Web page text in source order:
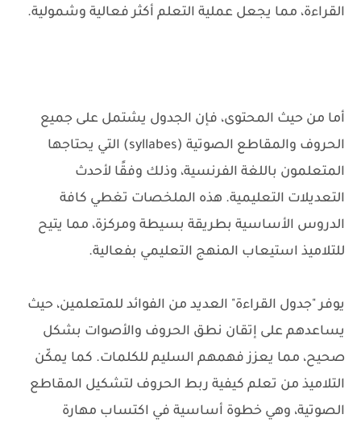
القراءة، مما يجعل عملية التعلم أكثر فعالية وشمولية.
أما من حيث المحتوى، فإن الجدول يشتمل على جميع
الحروف والمقاطع الصوتية (syllabes) التي يحتاجها
المتعلمون باللغة الفرنسية، وذلك وفقًا لأحدث
التعديلات التعليمية. هذه الملخصات تغطي كافة
الدروس الأساسية بطريقة بسيطة ومركزة، مما يتيح
للتلاميذ استيعاب المنهج التعليمي بفعالية.
يوفر "جدول القراءة" العديد من الفوائد للمتعلمين، حيث
يساعدهم على إتقان نطق الحروف والأصوات بشكل
صحيح، مما يعزز فهمهم السليم للكلمات. كما يمكّن
التلاميذ من تعلم كيفية ربط الحروف لتشكيل المقاطع
الصوتية، وهي خطوة أساسية في اكتساب مهارة